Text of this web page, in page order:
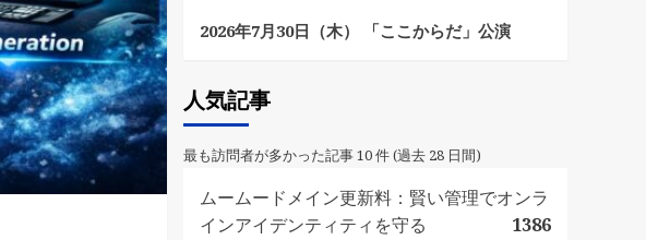
2026年7月30日（木） 「ここからだ」公演
人気記事
最も訪問者が多かった記事 10 件 (過去 28 日間)
ムームードメイン更新料：賢い管理でオンラ
インアイデンティティを守る
1386